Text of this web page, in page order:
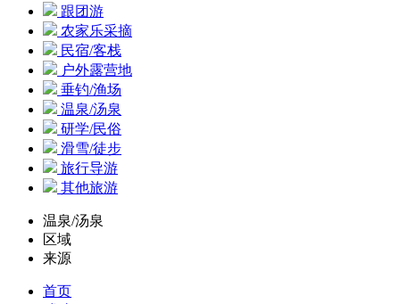
跟团游
农家乐采摘
民宿/客栈
户外露营地
垂钓/渔场
温泉/汤泉
研学/民俗
滑雪/徒步
旅行导游
其他旅游
温泉/汤泉
区域
来源
首页